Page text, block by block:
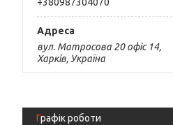
вул. Матросова 20 офіс 14,
Харків, Україна
Графік роботи